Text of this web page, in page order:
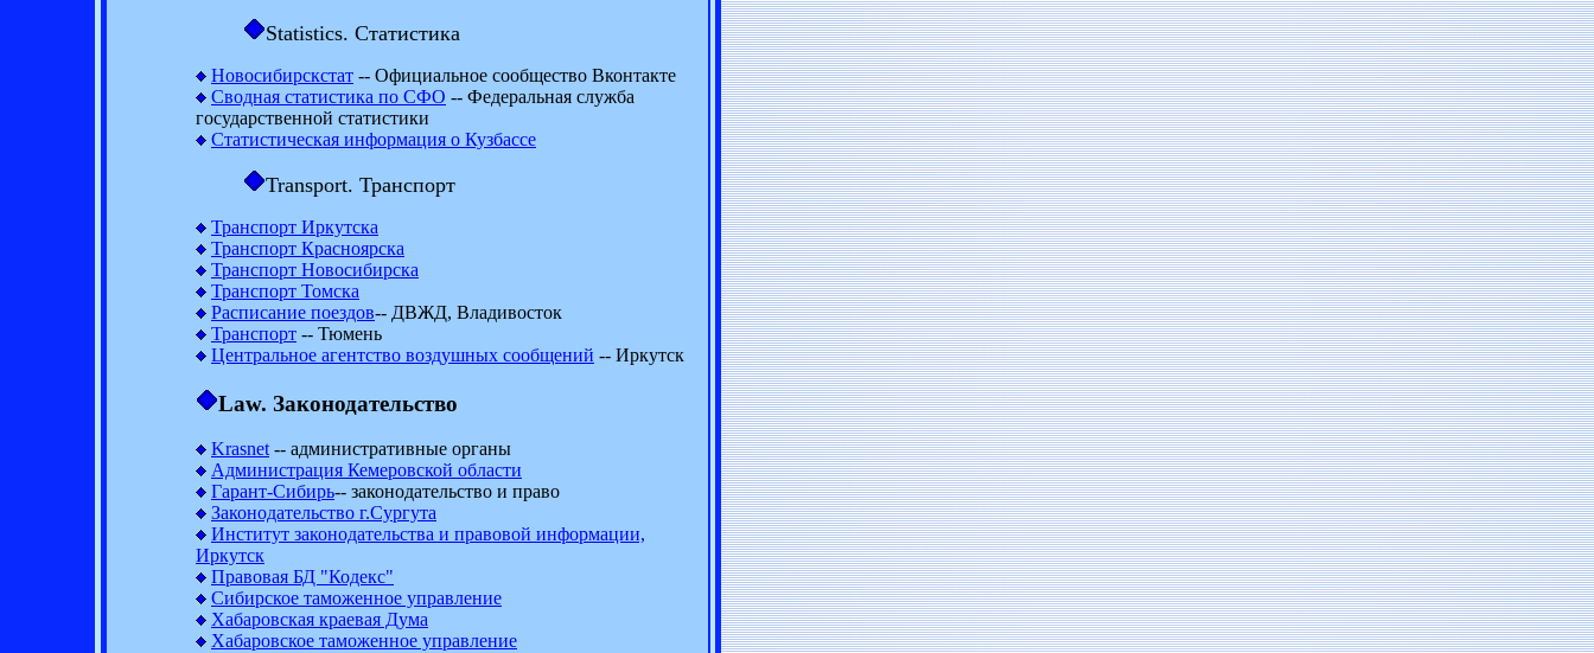
Statistics. Статистика
Новосибирскстат -- Официальное сообщество Вконтакте
Сводная статистика по СФО -- Федеральная служба
государственной статистики
Статистическая информация о Кузбассе
Transport. Транспорт
Транспорт Иркутска
Транспорт Красноярска
Транспорт Новосибирска
Транспорт Томска
Расписание поездов-- ДВЖД, Владивосток
Транспорт -- Тюмень
Центральное агентство воздушных сообщений -- Иркутск
Law. Законодательство
Krasnet -- административные органы
Администрация Кемеровской области
Гарант-Сибирь-- законодательство и право
Законодательство г.Сургута
Институт законодательства и правовой информации,
Иркутск
Правовая БД "Кодекс"
Сибирское таможенное управление
Хабаровская краевая Дума
Хабаровское таможенное управление